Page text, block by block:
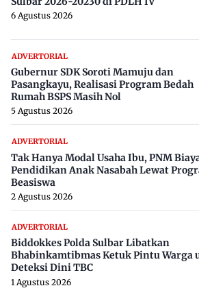
6 Agustus 2026
ADVERTORIAL
Gubernur SDK Soroti Mamuju dan
Pasangkayu, Realisasi Program Bedah
Rumah BSPS Masih Nol
5 Agustus 2026
ADVERTORIAL
Tak Hanya Modal Usaha Ibu, PNM
Pendidikan Anak Nasabah Lewat
Beasiswa
2 Agustus 2026
ADVERTORIAL
Biddokkes Polda Sulbar Libatkan
Bhabinkamtibmas Ketuk Pintu Warga
Deteksi Dini TBC
1 Agustus 2026